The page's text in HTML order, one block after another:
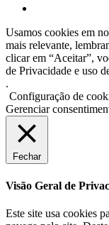
Usamos cookies em
mais relevante,
clicar em “Aceitar”,
de Privacidade e uso
.
Configuração de
Gerenciar
Fechar
Visão Geral de
Este site usa cookies